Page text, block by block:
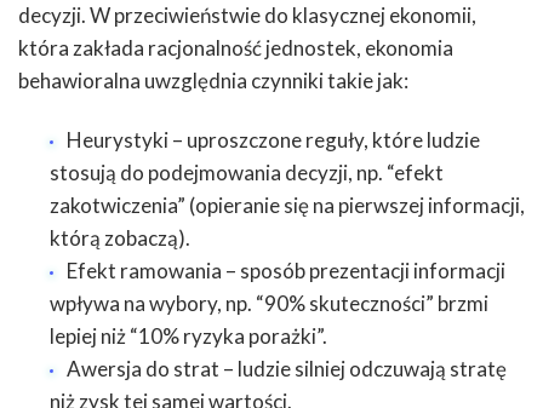
decyzji. W przeciwieństwie do klasycznej ekonomii,
która zakłada racjonalność jednostek, ekonomia
behawioralna uwzględnia czynniki takie jak:
Heurystyki – uproszczone reguły, które ludzie
stosują do podejmowania decyzji, np. “efekt
zakotwiczenia” (opieranie się na pierwszej informacji,
którą zobaczą).
Efekt ramowania – sposób prezentacji informacji
wpływa na wybory, np. “90% skuteczności” brzmi
lepiej niż “10% ryzyka porażki”.
Awersja do strat – ludzie silniej odczuwają stratę
niż zysk tej samej wartości.